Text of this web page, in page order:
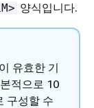
양식입니다.
유효한 기
적으로 10
구성할 수